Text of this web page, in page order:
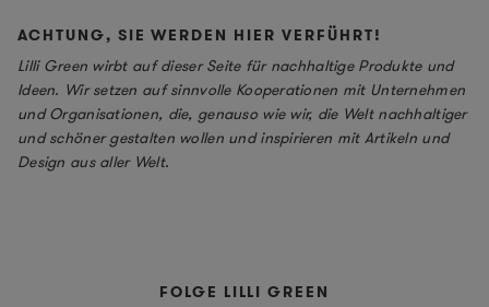
ACHTUNG, SIE WERDEN HIER VERFÜHRT!
Lilli Green wirbt auf dieser Seite für nachhaltige Produkte und
Ideen. Wir setzen auf sinnvolle Kooperationen mit Unternehmen
und Organisationen, die, genauso wie wir, die Welt nachhaltiger
und schöner gestalten wollen und inspirieren mit Artikeln und
Design aus aller Welt.
FOLGE LILLI GREEN